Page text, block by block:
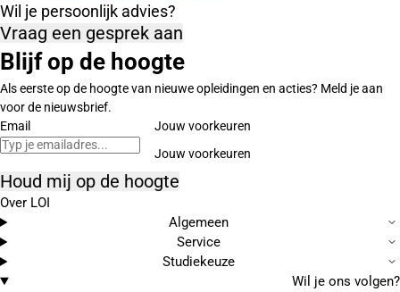
Wil je persoonlijk advies?
Vraag een gesprek aan
Blijf op de hoogte
Als eerste op de hoogte van nieuwe opleidingen en acties? Meld je aan
voor de nieuwsbrief.
Email
Jouw voorkeuren
Houd mij op de hoogte
Over LOI
Algemeen
Service
Studiekeuze
Wil je ons volgen?